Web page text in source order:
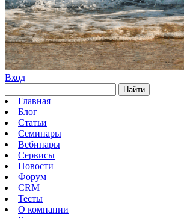
Вход
Найти
Главная
Блог
Статьи
Семинары
Вебинары
Сервисы
Новости
Форум
CRM
Тесты
О компании